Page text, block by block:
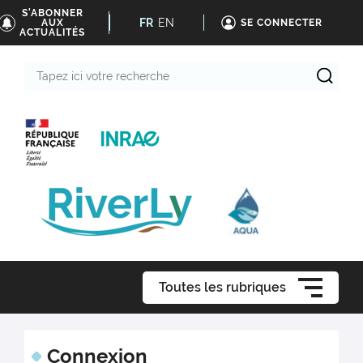
S'ABONNER
AUX
ACTUALITÉS
FR EN SE CONNECTER
Toutes les rubriques
Connexion